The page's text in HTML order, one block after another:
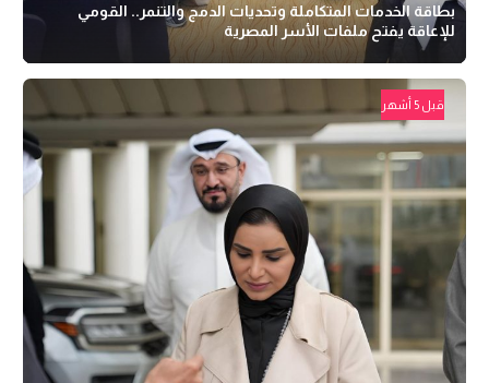
بطاقة الخدمات المتكاملة وتحديات الدمج والتنمر.. القومي
للإعاقة يفتح ملفات الأسر المصرية
قبل 5 أشهر